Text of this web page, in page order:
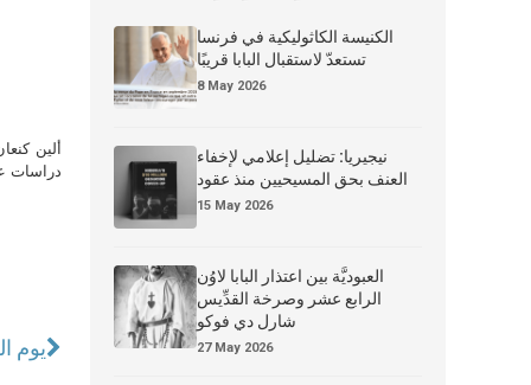
ألين
دراسات
يوم
الكنيسة الكاثوليكية في فرنسا
تستعدّ لاستقبال البابا قريبًا
8 May 2026
نيجيريا: تضليل إعلامي لإخفاء
العنف بحق المسيحيين منذ عقود
15 May 2026
العبوديَّة بين اعتذار البابا لاوُن
الرابع عشر وصرخة القدِّيس
شارل دي فوكو
27 May 2026